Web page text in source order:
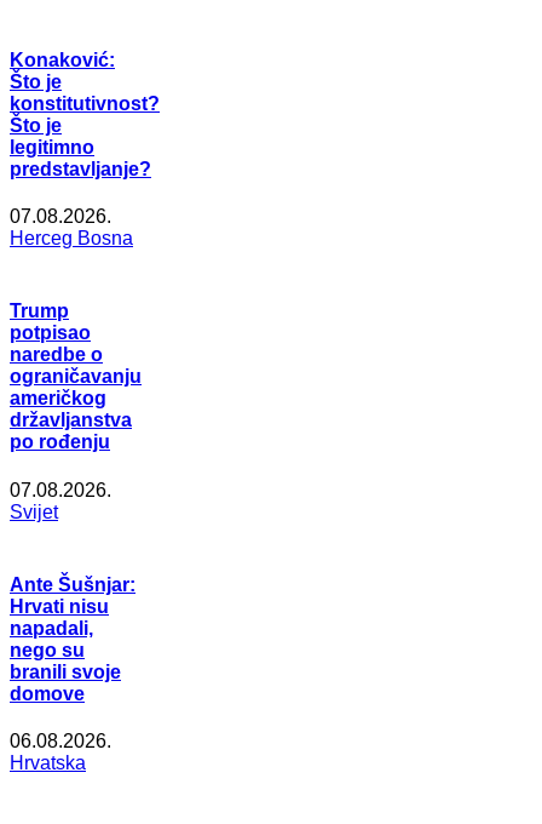
Konaković:
Što je
konstitutivnost?
Što je
legitimno
predstavljanje?
07.08.2026.
Herceg Bosna
Trump
potpisao
naredbe o
ograničavanju
američkog
državljanstva
po rođenju
07.08.2026.
Svijet
Ante Šušnjar:
Hrvati nisu
napadali,
nego su
branili svoje
domove
06.08.2026.
Hrvatska